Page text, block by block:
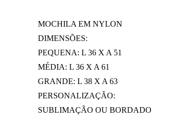
MOCHILA EM NYLON
DIMENSÕES:
PEQUENA: L 36 X A 51
MÉDIA: L 36 X A 61
GRANDE: L 38 X A 63
PERSONALIZAÇÃO:
SUBLIMAÇÃO OU BORDADO